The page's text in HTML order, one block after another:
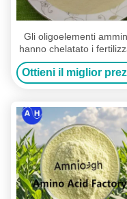
Gli oligoelementi
hanno chelatato i
dei micronutrienti,
fertilizzante fogliare
Ottieni il miglior